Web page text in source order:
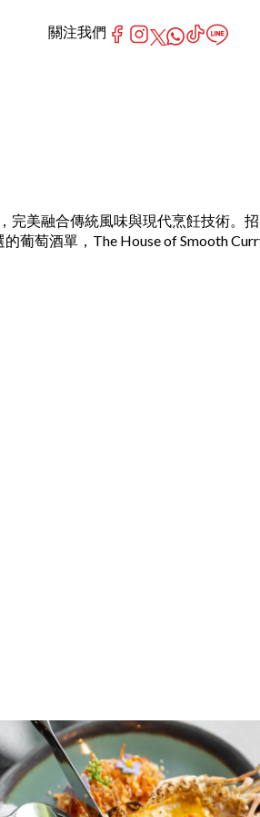
完美融合傳統風味與現代烹飪技術。招
葡萄酒單，The House of Smooth
關注我們